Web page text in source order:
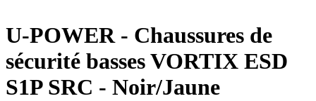
U-POWER - Chaussures de
sécurité basses VORTIX ESD
S1P SRC - Noir/Jaune